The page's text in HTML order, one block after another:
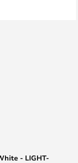
- LIGHT-